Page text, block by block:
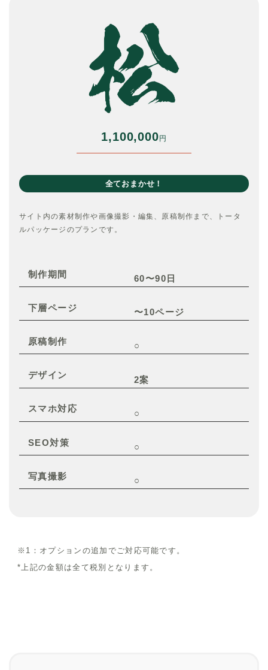
1,100,000 円
全ておまかせ！
サイト内の素材制作や画像撮影・編集、原稿制作まで、トータ
ルパッケージのプランです。
制作期間 60〜90日
下層ページ 〜10ページ
原稿制作 ○
デザイン 2案
スマホ対応 ○
SEO対策 ○
写真撮影 ○
※1：オプションの追加でご対応可能です。
*上記の金額は全て税別となります。